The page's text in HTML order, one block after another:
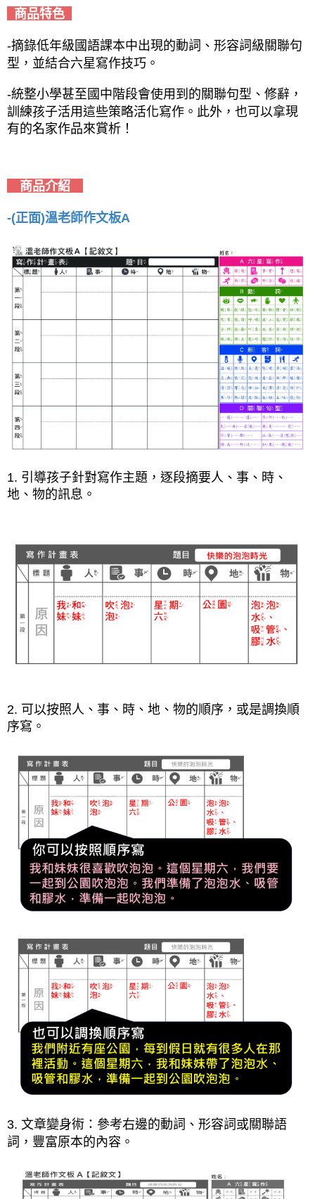
商品特色
-摘錄低年級國語課本中出現的動詞、形容詞級關聯句
型，並結合六星寫作技巧。
-統整小學甚至國中階段會使用到的關聯句型、修辭，
訓練孩子活用這些策略活化寫作。此外，也可以拿現
有的名家作品來賞析！
商品介紹
-(正面)溫老師作文板A
1. 引導孩子針對寫作主題，逐段摘要人、事、時、
地、物的訊息。
2. 可以按照人、事、時、地、物的順序，或是調換順
序寫。
3. 文章變身術：參考右邊的動詞、形容詞或關聯語
詞，豐富原本的內容。